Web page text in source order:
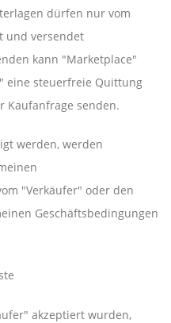
dürfen nur vom
und versendet
kann "Marketplace"
eine steuerfreie Quittung
Kaufanfrage senden.
werden, werden
"Verkäufer" oder den
Geschäftsbedingungen
akzeptiert wurden,